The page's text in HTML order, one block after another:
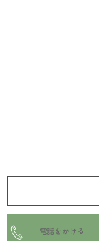
電話をかける